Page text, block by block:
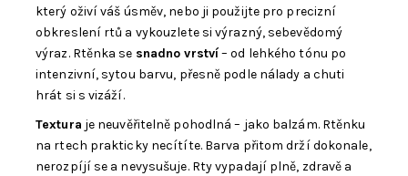
který oživí váš úsměv, nebo ji použijte pro precizní
obkreslení rtů a vykouzlete si výrazný, sebevědomý
výraz. Rtěnka se snadno vrství– od lehkého tónu po
intenzivní, sytou barvu, přesně podle nálady a chuti
hrát si s vizáží.
Textura je neuvěřitelně pohodlná – jako balzám. Rtěnku
na rtech prakticky necítíte. Barva přitom drží dokonale,
nerozpíjí se a nevysušuje. Rty vypadají plně, zdravě a